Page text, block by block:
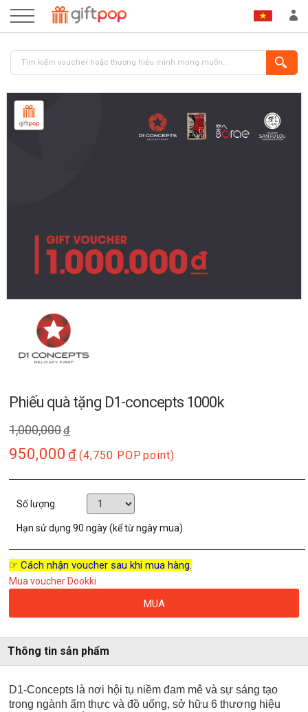
Phiếu quà tặng D1-concepts 1000k
1,000,000đ
950,000 đ (4,750 POP point)
Số lượng
Hạn sử dụng90 ngày (kể từ ngày mua)
☞ Cách nhận voucher sau khi mua hàng.
Mua voucher Dookki
MUA
Thông tin sản phẩm
D1-Concepts là nơi hội tụ niềm đam mê và sự sáng tạo
trong ngành ẩm thực và đồ uống, sở hữu 6 thương hiệu